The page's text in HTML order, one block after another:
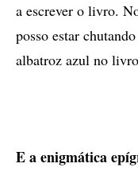
a escrever o livro.
posso estar
albatroz azul no
E a enigmática